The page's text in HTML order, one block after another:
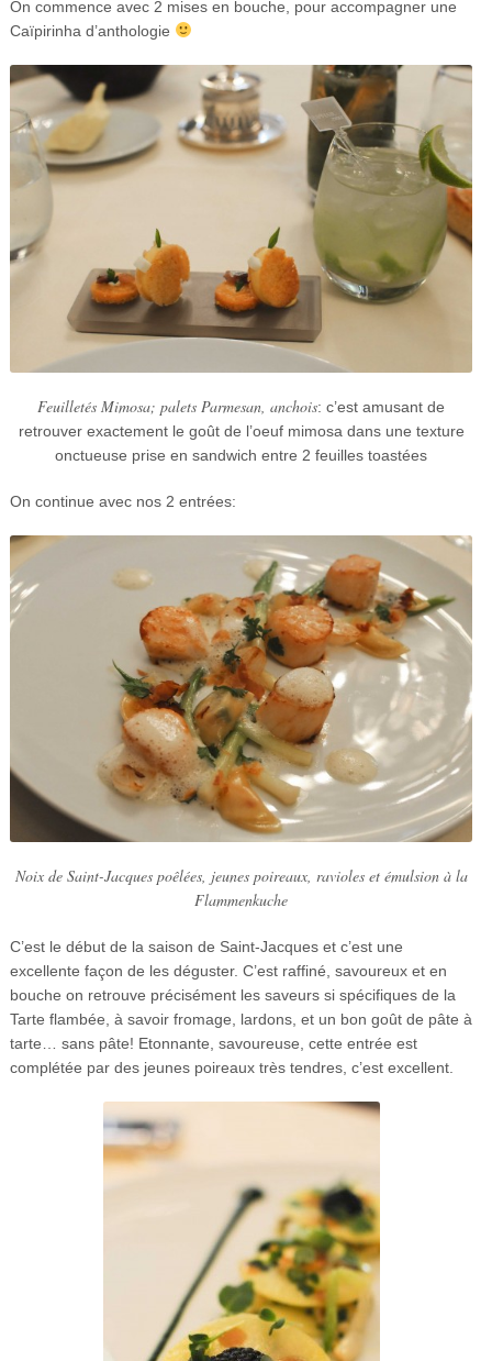
On commence avec 2 mises en bouche, pour accompagner une
Caïpirinha d’anthologie
Feuilletés Mimosa; palets Parmesan, anchois: c’est amusant de
retrouver exactement le goût de l’oeuf mimosa dans une texture
onctueuse prise en sandwich entre 2 feuilles toastées
On continue avec nos 2 entrées:
Noix de Saint-Jacques poêlées, jeunes poireaux, ravioles et émulsion à la
Flammenkuche
C’est le début de la saison de Saint-Jacques et c’est une
excellente façon de les déguster. C’est raffiné, savoureux et en
bouche on retrouve précisément les saveurs si spécifiques de la
Tarte flambée, à savoir fromage, lardons, et un bon goût de pâte à
tarte… sans pâte! Etonnante, savoureuse, cette entrée est
complétée par des jeunes poireaux très tendres, c’est excellent.